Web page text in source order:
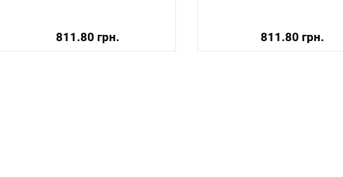
811.80 грн. 811.80 грн.